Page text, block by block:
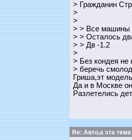
> Гражданин
>
>
> > Все машины
> > Осталось
> > Дв -1.2
>
> Без кондея не
> беречь
Гриша,эт
Да и в Москве
Разлетелись
Re: Авто,а эта